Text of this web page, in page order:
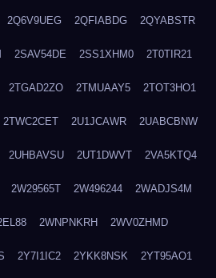
2Q6V9UEG 2QFIABDG 2QYABSTR
2SAV54DE 2SS1XHM0 2T0TIR21
2TGAD2ZO 2TMUAAY5 2TOT3HO1
2TWC2CET 2U1JCAWR 2UABCBNW
2UHBAVSU 2UT1DWVT 2VA5KTQ4
2W29565T 2W496244 2WADJS4M
2WNPNKRH 2WV0ZHMD
2Y7I1IC2 2YKK8NSK 2YT95AO1